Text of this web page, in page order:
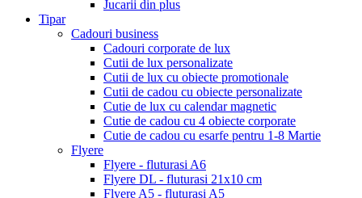
Jucarii din plus
Tipar
Cadouri business
Cadouri corporate de lux
Cutii de lux personalizate
Cutii de lux cu obiecte promotionale
Cutii de cadou cu obiecte personalizate
Cutie de lux cu calendar magnetic
Cutie de cadou cu 4 obiecte corporate
Cutie de cadou cu esarfe pentru 1-8 Martie
Flyere
Flyere - fluturasi A6
Flyere DL - fluturasi 21x10 cm
Flyere A5 - fluturasi A5